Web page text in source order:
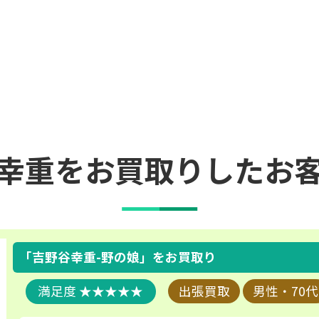
重をお買取りしたお
「吉野谷幸重-野の娘」 をお買取り
★★★★★
出張買取 男性・70代